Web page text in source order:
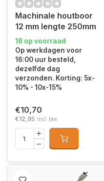
Machinale houtboor
12 mm lengte 250mm
18 op voorraad
Op werkdagen voor
16:00 uur besteld,
dezelfde dag
verzonden. Korting: 5x-
10% - 10x-15%
€10,70
€12,95 Incl. btw